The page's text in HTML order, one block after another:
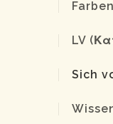
LV
Sich